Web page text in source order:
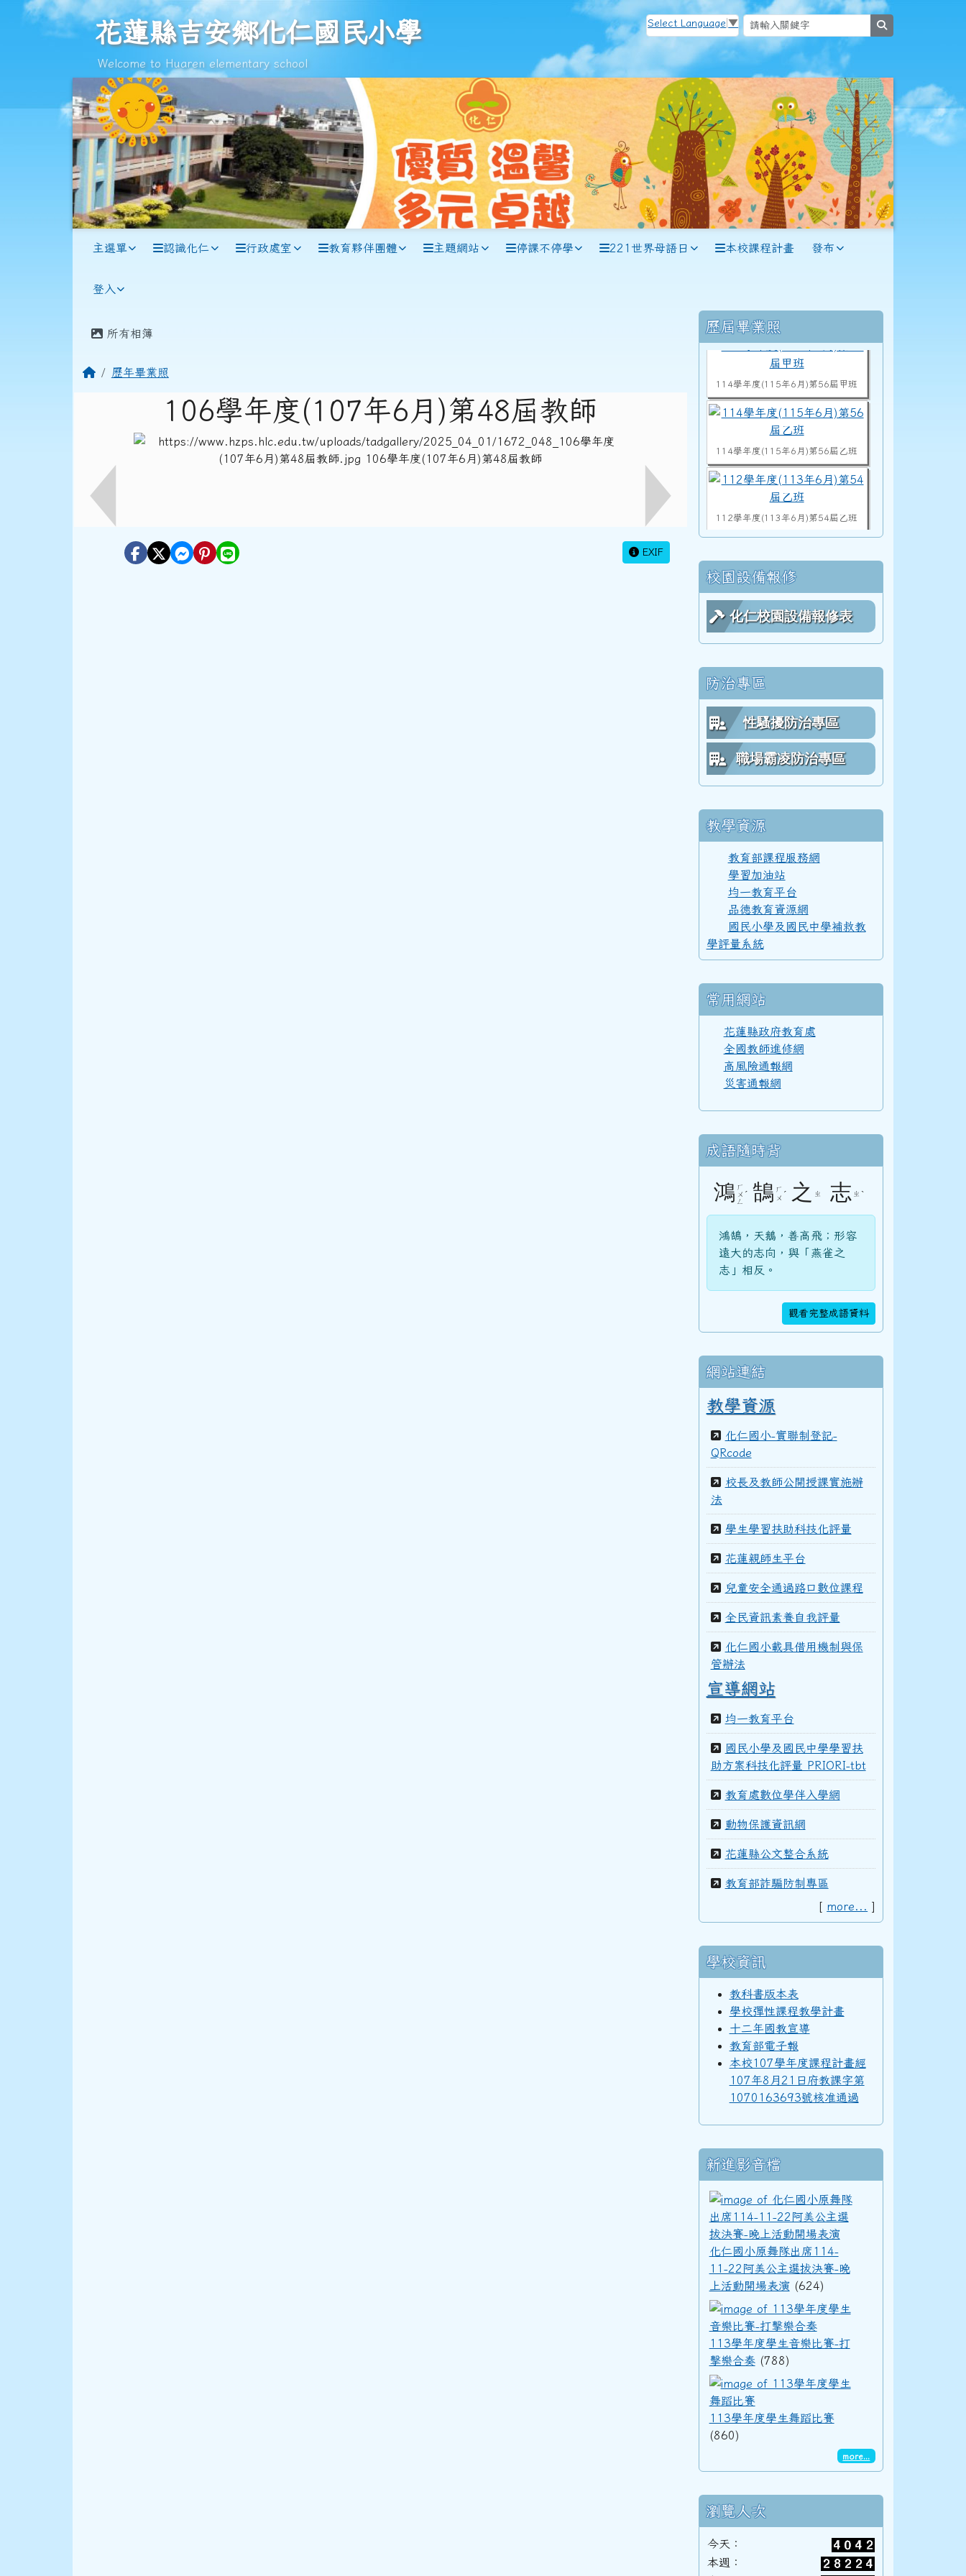
跳至主內容區
花蓮縣吉安鄉化仁國民小學
花蓮縣吉安鄉化仁國民小學
Welcome to Huaren elementary school
Select Language ▼
主選單 認識化仁 行政處室 教育夥伴團體 主題網站 停課不停學 221世界母語日 本校課程計畫 發布
登入
主內容區域
所有相簿
回首頁歷年畢業照
106學年度(107年6月)第48屆教師
EXIF
右邊區域內容
歷屆畢業照
114學年度(115年6月)第56屆甲班
114學年度(115年6月)第56屆乙班
112學年度(113年6月)第54屆乙班
113學度(114年6月)第55屆教師
112學年度(113年6月)第54屆教師
111學年度(112年6月)第53屆乙班
111學年度(112年6月)第53屆甲班
111學年度(112年6月)第53屆教師
110學年度(111年6月)第52屆甲班
108學年度(109年6月)第50屆教師
107學年度(108年6月)第49屆教師
105學年度(106年6月)第47屆教師
104學年度(105年6月)第46屆教師
103學年度(104年6月)第45屆教師
100學年度(101年6月)第41屆乙班
100學年度(101年6月)第41屆甲班
99學年度(100年6月)第40屆丁班
99學年度(100年6月)第40屆丙班
99學年度(100年6月)第40屆甲班
98學年度(99年6月)第40屆教師
97學年度(98年6月)第39屆乙班
97學年度(98年6月)第39屆教師
96學年度(97年6月)第38屆乙班
94學年度(95年6月)第36屆教師
92學年度(93年6月)第34屆丁班
92學年度(93年6月)第34屆丙班
92學年度(93年6月)第34屆乙班
92學年度(93年6月)第34屆甲班
91學年度(92年6月)第33屆丁班
校園設備報修
化仁校園設備報修表
防治專區
性騷擾防治專區
職場霸凌防治專區
教學資源
教育部課程服務網
學習加油站
均一教育平台
品德教育資源網
國民小學及國民中學補救教
學評量系統
常用網站
花蓮縣政府教育處
全國教師進修網
高風險通報網
災害通報網
成語隨時背
鴻 ㄏ
ㄨ
ㄥ
ˊ 鵠 ㄏ
ㄨ ˊ 之 ㄓ 志 ㄓ ˋ
鴻鵠，天鵝，善高飛；形容
遠大的志向，與「燕雀之
志」相反。
觀看完整成語資料
網站連結
教學資源
化仁國小-實聯制登記-
QRcode
校長及教師公開授課實施辦
法
學生學習扶助科技化評量
花蓮親師生平台
兒童安全通過路口數位課程
全民資訊素養自我評量
化仁國小載具借用機制與保
管辦法
宣導網站
均一教育平台
國民小學及國民中學學習扶
助方案科技化評量 PRIORI-tbt
教育處數位學伴入學網
動物保護資訊網
花蓮縣公文整合系統
教育部詐騙防制專區
[ more... ]
學校資訊
教科書版本表
學校彈性課程教學計畫
十二年國教宣導
教育部電子報
本校107學年度課程計畫經
107年8月21日府教課字第
1070163693號核准通過
新進影音檔
化仁國小原舞隊出席114-
11-22阿美公主選拔決賽-晚
上活動開場表演(624)
113學年度學生音樂比賽-打
擊樂合奏(788)
113學年度學生舞蹈比賽
(860)
more...
瀏覽人次
今天：
本週：